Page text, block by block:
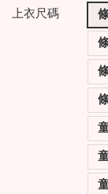
上衣尺碼